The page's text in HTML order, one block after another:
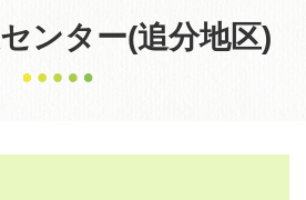
ンター(追分地区)